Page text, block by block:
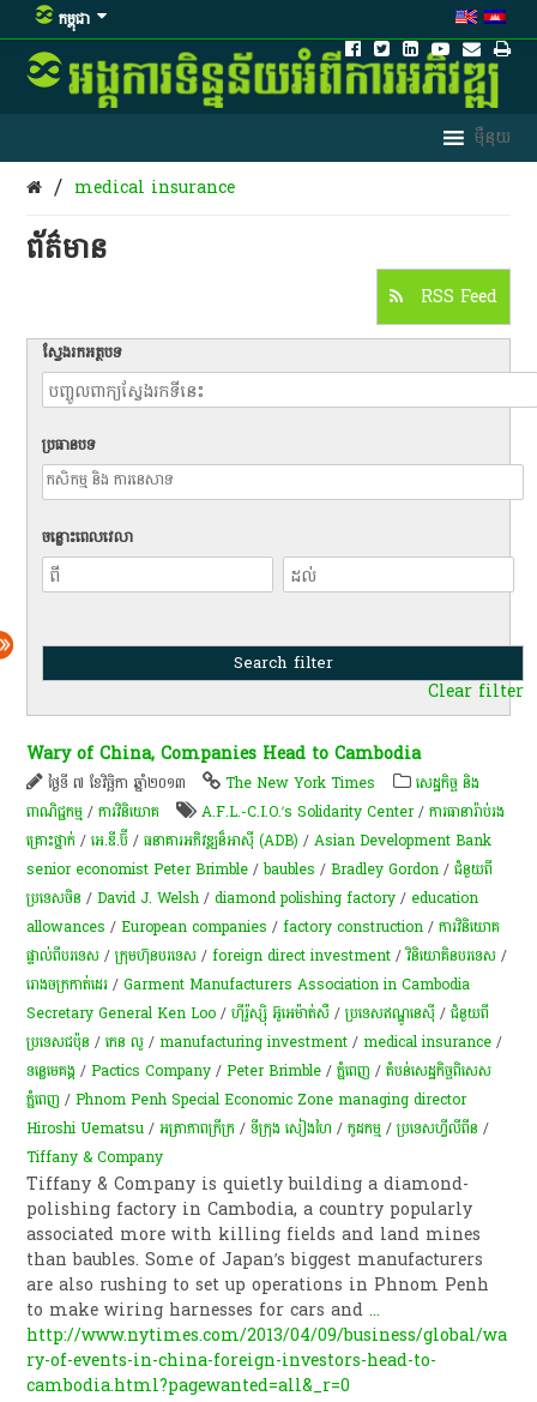
កម្ពុជា
/ medical insurance
ព័ត៌មាន​
RSS Feed
ស្វែងរកអត្ថបទ
ប្រធានបទ
ចន្លោះពេលវេលា
Clear filter
Wary of China, Companies Head to Cambodia
ថ្ងៃទី ៧ ខែវិច្ឆិកា ឆ្នាំ២០១៣ The New York Times
សេដ្ឋកិច្ច និង
ពាណិជ្ជកម្ម /ការវិនិយោគ A.F.L.-C.I.O.’s Solidarity Center/ការធានារ៉ាប់រង
គ្រោះថ្នាក់ /អេ.ឌី.ប៊ី /ធនាគារអភិវឌ្ឍន៏អាស៊ី (ADB) /Asian Development Bank
senior economist Peter Brimble /baubles /Bradley Gordon /ជំនួយពី
ប្រទេសចិន /David J. Welsh /diamond polishing factory / education
allowances /European companies /factory construction /ការវិនិយោគ
ផ្ទាល់ពីបរទេស /ក្រុមហ៊ុនបរទេស /foreign direct investment /វិនិយោគិនបរទេស /
រោងចក្រកាត់ដេរ /Garment Manufacturers Association in Cambodia
Secretary General Ken Loo /ហ៊ីរ៉ូស្ស៊ិ អ៊ូអេម៉ាត់សឺ /ប្រទេសឥណ្ឌូនេស៊ី /ជំនួយពី
ប្រទេសជប៉ុន /កេន លូ /manufacturing investment /medical insurance /
ទន្លេមេគង្គ /Pactics Company /Peter Brimble /ភ្នំពេញ /តំបន់​សេដ្ឋកិច្ច​ពិសេស
ភ្នំពេញ /Phnom Penh Special Economic Zone managing director
Hiroshi Uematsu /អត្រាភាពក្រីក្រ /ទីក្រុង សៀងហៃ /កូដកម្ម /ប្រទេសហ្វីលីពីន /
Tiffany & Company
Tiffany & Company is quietly building a diamond-
polishing factory in Cambodia, a country popularly
associated more with killing fields and land mines
than baubles. Some of Japan’s biggest manufacturers
are also rushing to set up operations in Phnom Penh
to make wiring harnesses for cars and...
http://www.nytimes.com/2013/04/09/business/global/wa
ry-of-events-in-china-foreign-investors-head-to-
cambodia.html?pagewanted=all&_r=0